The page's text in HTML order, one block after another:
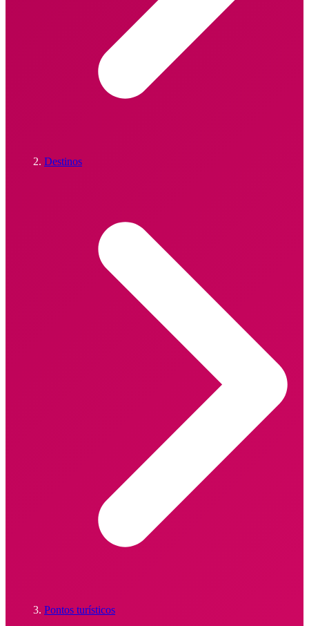
Destinos
Pontos turísticos